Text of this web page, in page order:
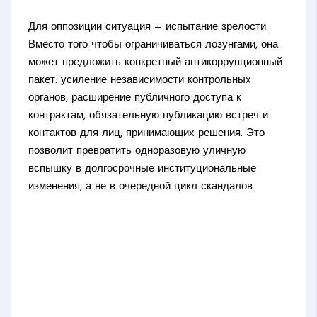
Для оппозиции ситуация — испытание зрелости.
Вместо того чтобы ограничиваться лозунгами, она
может предложить конкретный антикоррупционный
пакет: усиление независимости контрольных
органов, расширение публичного доступа к
контрактам, обязательную публикацию встреч и
контактов для лиц, принимающих решения. Это
позволит превратить одноразовую уличную
вспышку в долгосрочные институциональные
изменения, а не в очередной цикл скандалов.